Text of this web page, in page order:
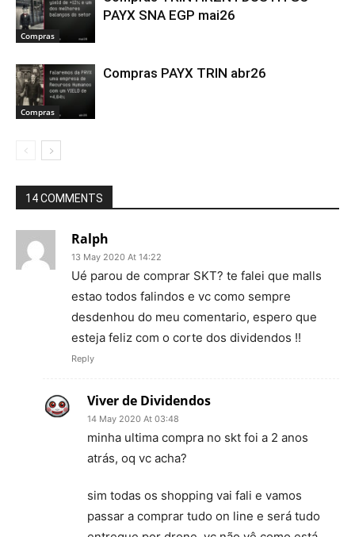
Compras
PAYX SNA EGP mai26
Compras
Compras PAYX TRIN abr26
14 COMMENTS
Ralph
13 May 2020 At 14:22
Ué parou de comprar SKT? te falei que malls
estao todos falindos e vc como sempre
desdenhou do meu comentario, espero que
esteja feliz com o corte dos dividendos !!
Reply
Viver de Dividendos
14 May 2020 At 03:48
minha ultima compra no skt foi a 2 anos
atrás, oq vc acha?
sim todas os shopping vai fali e vamos
passar a comprar tudo on line e será tudo